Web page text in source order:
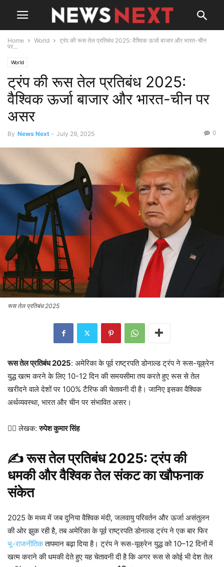
Home World
ट्रंप की रूस तेल प्रतिबंध 2025: वैश्विक ऊर्जा बाजार और भारत-चीन
पर...
World
ट्रंप की रूस तेल प्रतिबंध 2025:
वैश्विक ऊर्जा बाजार और भारत-चीन पर
असर
By News Next - July 29, 2025 0
रूस तेल प्रतिबंध 2025
रूस तेल प्रतिबंध 2025: अमेरिका के पूर्व राष्ट्रपति डोनाल्ड ट्रंप ने रूस-यूक्रेन
युद्ध खत्म करने के लिए 10-12 दिन की समयसीमा तय करते हुए रूस से तेल
खरीदने वाले देशों पर 100% टैरिफ की चेतावनी दी है। जानिए इसका वैश्विक
अर्थव्यवस्था, भारत और चीन पर संभावित असर।
✍🏻 लेखक:रुपेश कुमार सिंह
✍️रूस तेल प्रतिबंध 2025: ट्रंप की
धमकी और वैश्विक तेल संकट का खौफनाक
संकेत
2025 के मध्य में जब दुनिया वैश्विक मंदी, जलवायु परिवर्तन और ऊर्जा असंतुलन
की ओर झुक रही है, तब अमेरिका के पूर्व राष्ट्रपति डोनाल्ड ट्रंप ने एक बार फिर
भू-राजनीतिकतापमान बढ़ा दिया है। ट्रंप ने रूस-यूक्रेन युद्ध को 10–12 दिनों में
खत्म कराने की धमकी देते हुए यह चेतावनी दी है कि अगर रूस से कोई भी देश तेल